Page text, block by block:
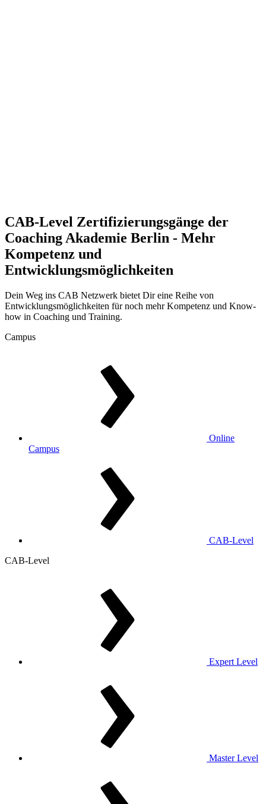
CAB-Level Zertifizierungsgänge der
Coaching Akademie Berlin - Mehr
Kompetenz und
Entwicklungsmöglichkeiten
Dein Weg ins CAB Netzwerk bietet Dir eine Reihe von
Entwicklungsmöglichkeiten für noch mehr Kompetenz und Know-
how in Coaching und Training.
Campus
Online
Campus
CAB-Level
CAB-Level
Expert Level
Master Level